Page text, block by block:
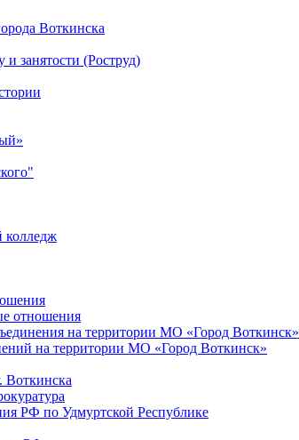
Воткинска
и занятости (Роструд)
колледж
отношения
на территории МО «Город Воткинск»
на территории МО «Город Воткинск»
Воткинска
РФ по Удмуртской Республике